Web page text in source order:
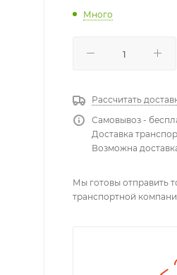
Много
Рассчитать
Самовывоз -
Доставка
Возможна
Мы готовы отправить
транспортной